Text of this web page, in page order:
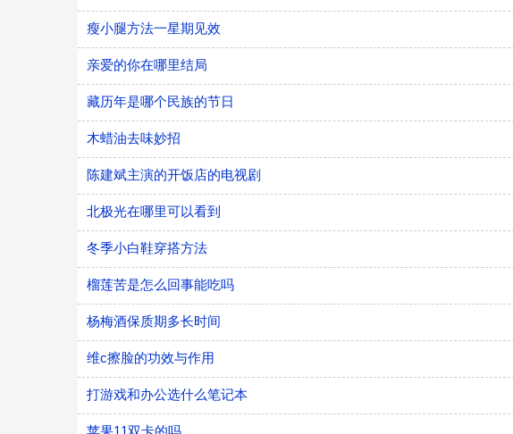
瘦小腿方法一星期见效
亲爱的你在哪里结局
藏历年是哪个民族的节日
木蜡油去味妙招
陈建斌主演的开饭店的电视剧
北极光在哪里可以看到
冬季小白鞋穿搭方法
榴莲苦是怎么回事能吃吗
杨梅酒保质期多长时间
维c擦脸的功效与作用
打游戏和办公选什么笔记本
苹果11双卡的吗